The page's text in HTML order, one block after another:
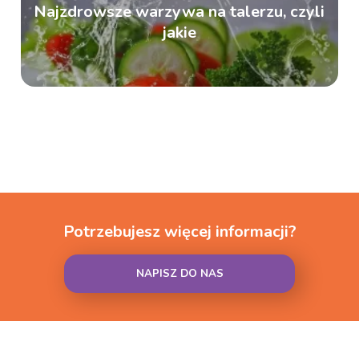
Najzdrowsze warzywa na talerzu, czyli
jakie
Potrzebujesz więcej informacji?
NAPISZ DO NAS